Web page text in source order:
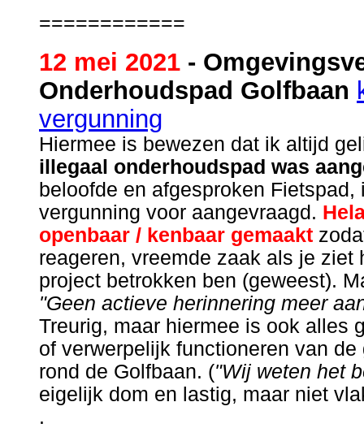
============
12 mei 2021 -
Onderhoudspad Golfbaan
vergunning
Hiermee is bewezen dat ik altijd
illegaal onderhoudspad was
beloofde en afgesproken
vergunning voor aangevraagd.
openbaar / kenbaar gemaakt
reageren, vreemde zaak als je ziet
project betrokken ben (geweest).
"Geen actieve herinnering meer
Treurig, maar hiermee is ook alles
of verwerpelijk functioneren van
rond de Golfbaan. ("Wij weten het
eigelijk dom en lastig, maar niet
.